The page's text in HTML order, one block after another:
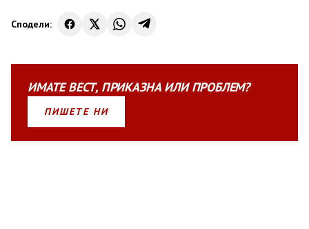
Сподели:
ИМАТЕВЕСТ, ПРИКАЗНАИЛИПРОБЛЕМ?
ПИШЕТЕ НИ